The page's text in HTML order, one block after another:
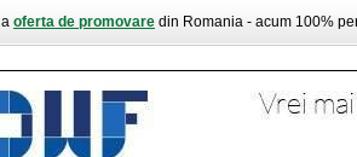
oferta de promovare din Romania - acum 100%